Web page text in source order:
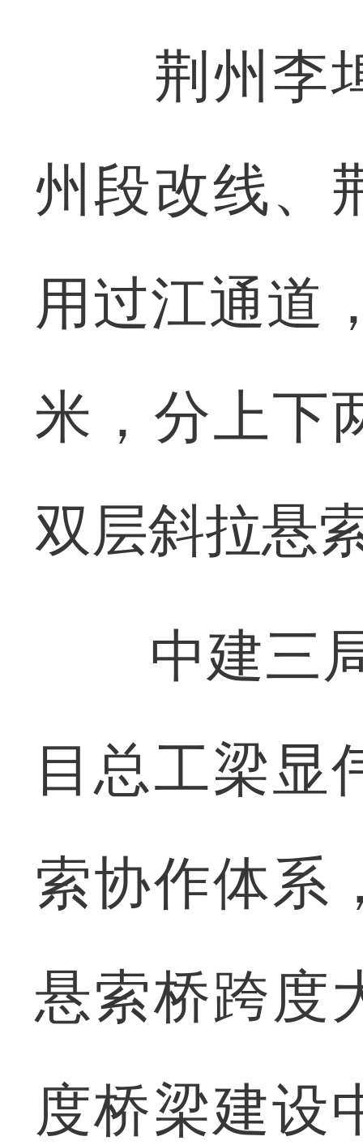
荆州李埠
州段改线、
用过江通道
米，分上下
双层斜拉悬
中建三局
目总工梁显
索协作体系
悬索桥跨度
度桥梁建设